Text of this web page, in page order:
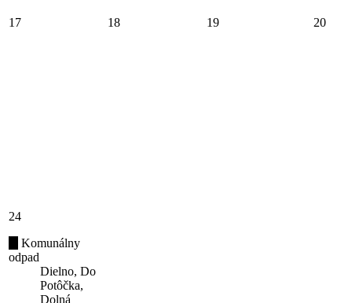
17 18 19 20
24
Komunálny
odpad
Dielno, Do
Potôčka,
Dolná